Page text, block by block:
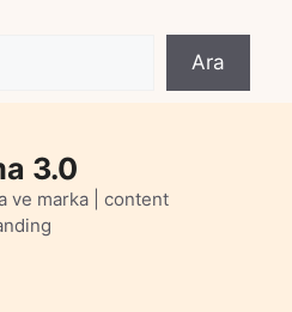
Ara
3.0
ve marka | content